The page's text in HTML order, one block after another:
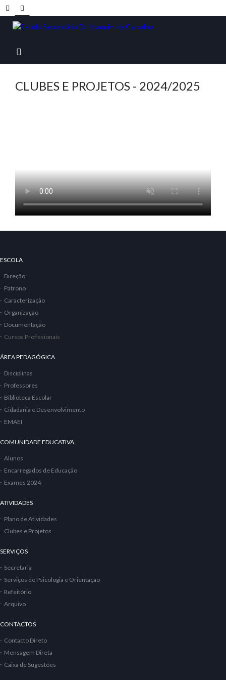
CLUBES E PROJETOS - 2024/2025
ESCOLA
Direção
Patrono
Caracterização
Organização
Documentação
Cursos Profissionais
ÁREA PEDAGÓGICA
Disciplinas
Professores
Biblioteca Escolar
Cidadania e Desenvolvimento
EMAEI
COMUNIDADE EDUCATIVA
Alunos
Encarregados de Educação
Exames 2024
ATIVIDADES
Plano de Atividades
Clubes e Projetos
SERVIÇOS
Secretaria
Serviços de Psicologia e Orientação
Refeitório
Arquivo
CONTACTOS
Contacto Direto
Mensagem Direta
Caixa de Sugestões